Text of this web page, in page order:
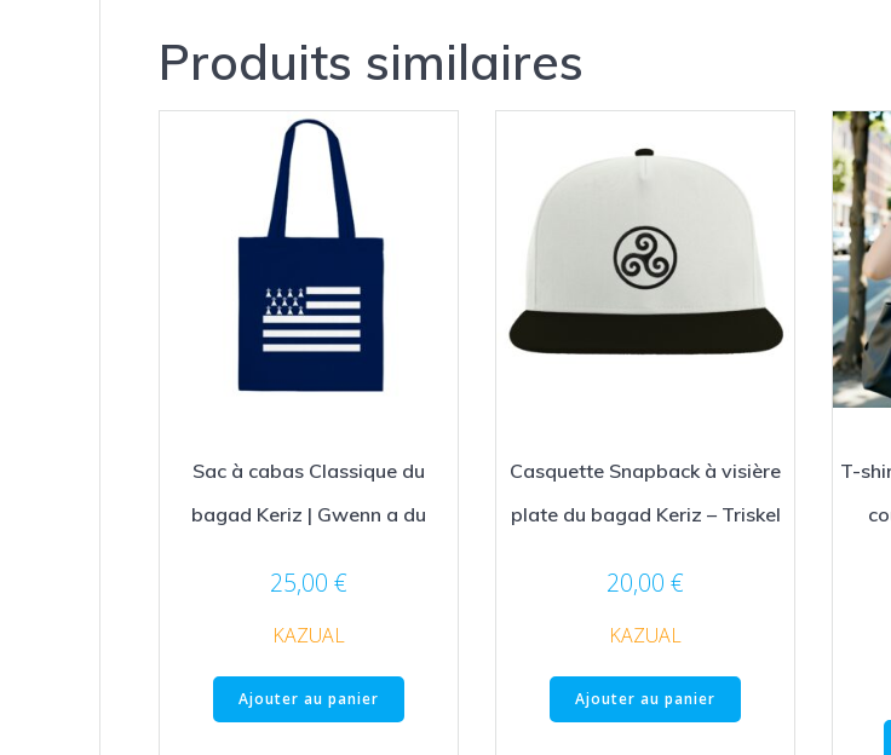
Produits similaires
Sac à cabas Classique du
bagad Keriz | Gwenn a du
25,00€
KAZUAL
Ajouter au panier
Casquette Snapback à visière
plate du bagad Keriz – Triskel
20,00€
KAZUAL
Ajouter au panier
T-